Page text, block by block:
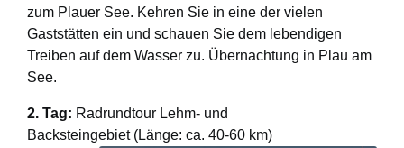
zum Plauer See. Kehren Sie in eine der vielen
Gaststätten ein und schauen Sie dem lebendigen
Treiben auf dem Wasser zu. Übernachtung in Plau am
See.
2. Tag: Radrundtour Lehm- und
Backsteingebiet (Länge: ca. 40-60 km)